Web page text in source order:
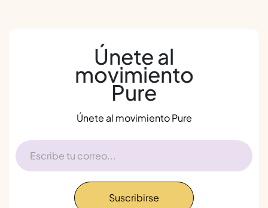
Únete al
movimiento
Pure
Únete al movimiento Pure
Suscribirse